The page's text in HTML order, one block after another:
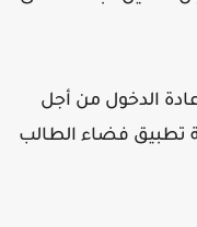
الدخول من أجل
فضاء الطالب